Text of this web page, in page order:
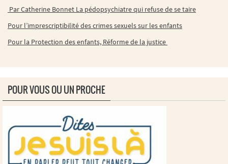
Par Catherine Bonnet La pédopsychiatre qui refuse de se taire
Pour l’imprescriptibilité des crimes sexuels sur les enfants
Pour la Protection des enfants, Réforme de la justice
POUR VOUS OU UN PROCHE